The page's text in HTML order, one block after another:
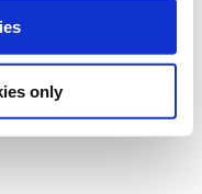
only